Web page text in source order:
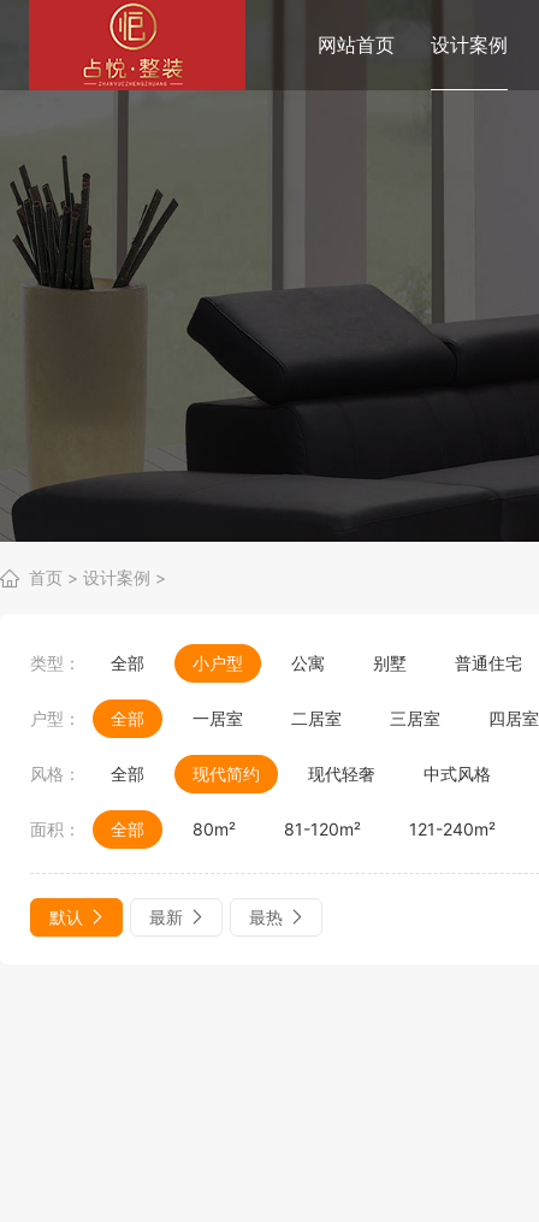
网站首页 设计案例
首页 > 设计案例 >
类型： 全部 小户型 公寓 别墅 普通住宅
户型： 全部 一居室 二居室 三居室 四居室
风格： 全部 现代简约 现代轻奢 中式风格
面积： 全部 80m² 81-120m² 121-240m²
默认 最新 最热